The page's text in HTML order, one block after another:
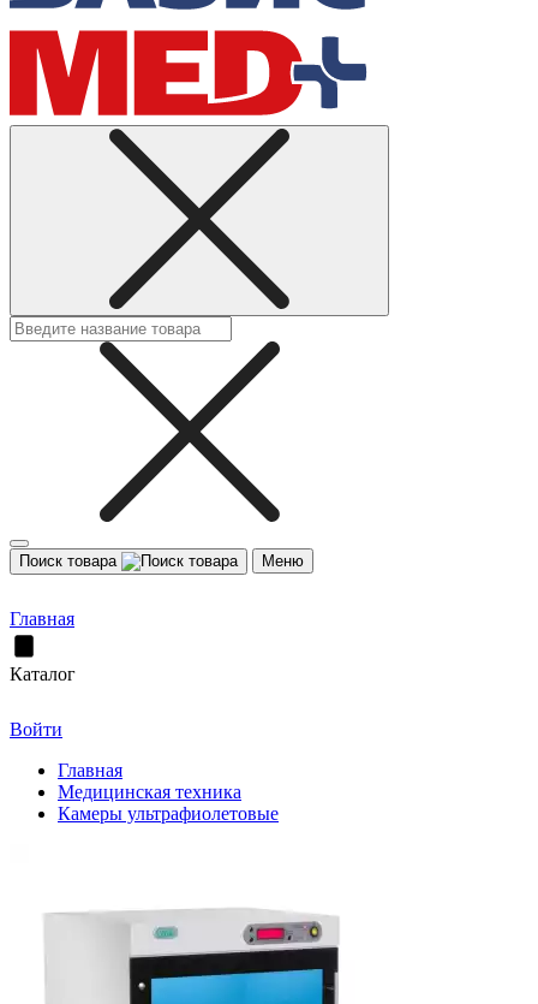
Поиск товара Меню
Главная
Каталог
Войти
Главная
Медицинская техника
Камеры ультрафиолетовые